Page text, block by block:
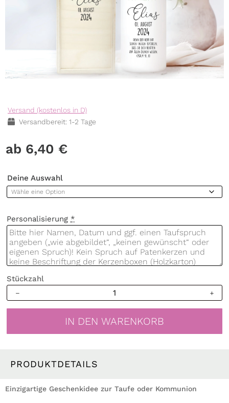
Versand (kostenlos in D)
Versandbereit: 1-2 Tage
6,40 €
Deine Auswahl
Personalisierung *
Stückzahl
Lebensbaum
Baum
Tieren
IN DEN WARENKORB
PRODUKTDETAILS
Einzigartige Geschenkidee zur Taufe oder Kommunion